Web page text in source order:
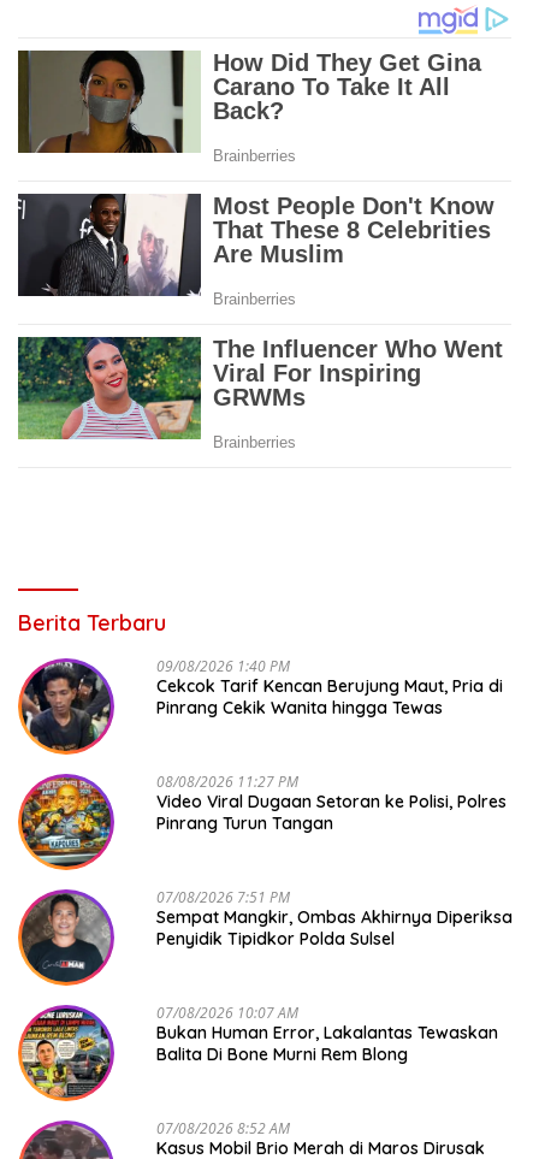
Berita Terbaru
09/08/2026 1:40 PM
Cekcok Tarif Kencan Berujung Maut, Pria di
Pinrang Cekik Wanita hingga Tewas
08/08/2026 11:27 PM
Video Viral Dugaan Setoran ke Polisi, Polres
Pinrang Turun Tangan
07/08/2026 7:51 PM
Sempat Mangkir, Ombas Akhirnya Diperiksa
Penyidik Tipidkor Polda Sulsel
07/08/2026 10:07 AM
Bukan Human Error, Lakalantas Tewaskan
Balita Di Bone Murni Rem Blong
07/08/2026 8:52 AM
Kasus Mobil Brio Merah di Maros Dirusak